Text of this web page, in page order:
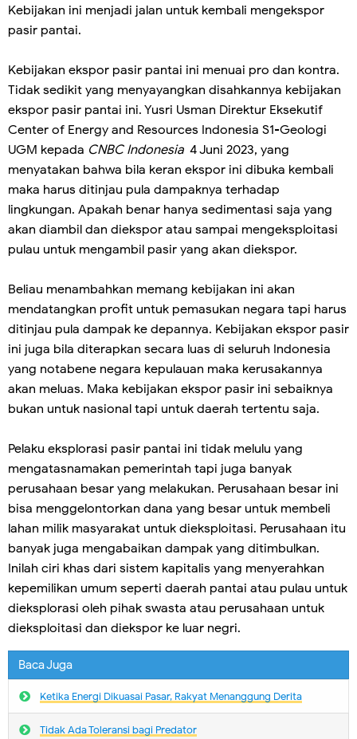
Kebijakan ini menjadi jalan untuk kembali mengekspor
pasir pantai.
Kebijakan ekspor pasir pantai ini menuai pro dan kontra.
Tidak sedikit yang menyayangkan disahkannya kebijakan
ekspor pasir pantai ini. Yusri Usman Direktur Eksekutif
Center of Energy and Resources Indonesia S1-Geologi
UGM kepada CNBC Indonesia 4 Juni 2023, yang
menyatakan bahwa bila keran ekspor ini dibuka kembali
maka harus ditinjau pula dampaknya terhadap
lingkungan. Apakah benar hanya sedimentasi saja yang
akan diambil dan diekspor atau sampai mengeksploitasi
pulau untuk mengambil pasir yang akan diekspor.
Beliau menambahkan memang kebijakan ini akan
mendatangkan profit untuk pemasukan negara tapi harus
ditinjau pula dampak ke depannya. Kebijakan ekspor pasir
ini juga bila diterapkan secara luas di seluruh Indonesia
yang notabene negara kepulauan maka kerusakannya
akan meluas. Maka kebijakan ekspor pasir ini sebaiknya
bukan untuk nasional tapi untuk daerah tertentu saja.
Pelaku eksplorasi pasir pantai ini tidak melulu yang
mengatasnamakan pemerintah tapi juga banyak
perusahaan besar yang melakukan. Perusahaan besar ini
bisa menggelontorkan dana yang besar untuk membeli
lahan milik masyarakat untuk dieksploitasi. Perusahaan itu
banyak juga mengabaikan dampak yang ditimbulkan.
Inilah ciri khas dari sistem kapitalis yang menyerahkan
kepemilikan umum seperti daerah pantai atau pulau untuk
dieksplorasi oleh pihak swasta atau perusahaan untuk
dieksploitasi dan diekspor ke luar negri.
Baca Juga
Ketika Energi Dikuasai Pasar, Rakyat Menanggung Derita
Tidak Ada Toleransi bagi Predator